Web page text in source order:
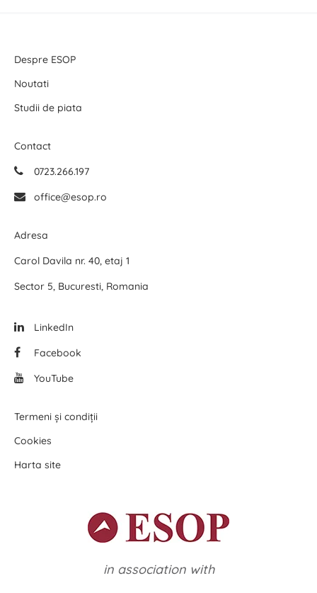
Despre ESOP
Noutati
Studii de piata
Contact
0723.266.197
office@esop.ro
Adresa
Carol Davila nr. 40, etaj 1
Sector 5, Bucuresti, Romania
LinkedIn
Facebook
YouTube
Termeni și condiții
Cookies
Harta site
in association with